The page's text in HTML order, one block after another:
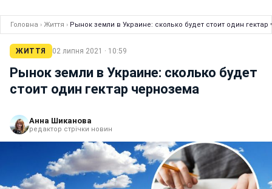
Головна › Життя › Рынок земли в Украине: сколько будет стоит один
ЖИТТЯ 02 липня 2021 · 10:59
Рынок земли в Украине: сколько будет
стоит один гектар чернозема
Анна Шиканова
редактор стрічки новин